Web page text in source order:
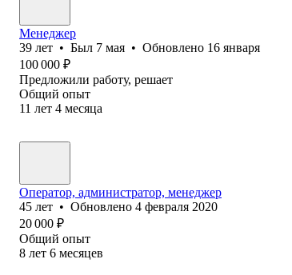
Менеджер
39 лет • Был 7 мая • Обновлено 16 января
100 000 ₽
Предложили работу, решает
Общий опыт
11 лет 4 месяца
Оператор, администратор, менеджер
45 лет • Обновлено 4 февраля 2020
20 000 ₽
Общий опыт
8 лет 6 месяцев